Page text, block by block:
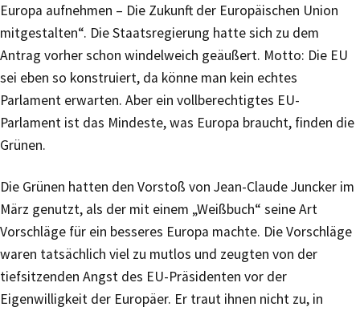
Europa aufnehmen – Die Zukunft der Europäischen Union
mitgestalten“. Die Staatsregierung hatte sich zu dem
Antrag vorher schon windelweich geäußert. Motto: Die EU
sei eben so konstruiert, da könne man kein echtes
Parlament erwarten. Aber ein vollberechtigtes EU-
Parlament ist das Mindeste, was Europa braucht, finden die
Grünen.
Die Grünen hatten den Vorstoß von Jean-Claude Juncker im
März genutzt, als der mit einem „Weißbuch“ seine Art
Vorschläge für ein besseres Europa machte. Die Vorschläge
waren tatsächlich viel zu mutlos und zeugten von der
tiefsitzenden Angst des EU-Präsidenten vor der
Eigenwilligkeit der Europäer. Er traut ihnen nicht zu, in